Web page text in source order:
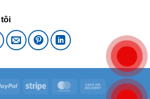
PayPal Stripe MasterCardCash
On